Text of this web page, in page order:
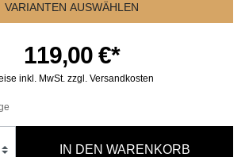
VARIANTEN AUSWÄHLEN
119,00 €*
inkl. MwSt. zzgl. Versandkosten
IN DEN WARENKORB